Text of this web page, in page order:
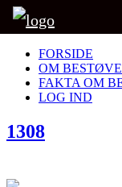
FORSIDE
OM
FAKTA OM
LOG IND
1308